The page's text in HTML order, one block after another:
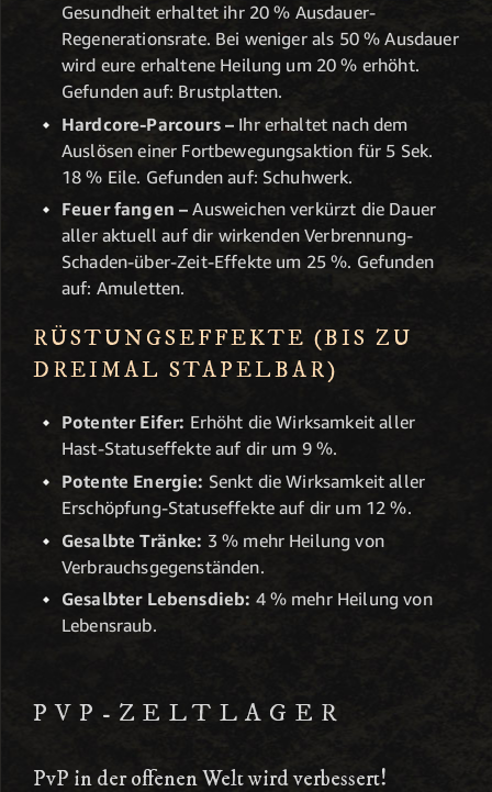
Gesundheit erhaltet ihr 20 % Ausdauer-
Regenerationsrate. Bei weniger als 50 % Ausdauer
wird eure erhaltene Heilung um 20 % erhöht.
Gefunden auf: Brustplatten.
Hardcore-Parcours – Ihr erhaltet nach dem
Auslösen einer Fortbewegungsaktion für 5 Sek.
18 % Eile. Gefunden auf: Schuhwerk.
Feuer fangen –Ausweichen verkürzt die Dauer
aller aktuell auf dir wirkenden Verbrennung-
Schaden-über-Zeit-Effekte um 25 %. Gefunden
auf: Amuletten.
RÜSTUNGSEFFEKTE (BIS ZU
DREIMAL STAPELBAR)
Potenter Eifer: Erhöht die Wirksamkeit aller
Hast-Statuseffekte auf dir um 9 %.
Potente Energie: Senkt die Wirksamkeit aller
Erschöpfung-Statuseffekte auf dir um 12 %.
Gesalbte Tränke: 3 % mehr Heilung von
Verbrauchsgegenständen.
Gesalbter Lebensdieb: 4 % mehr Heilung von
Lebensraub.
PVP-ZELTLAGER
PvP in der offenen Welt wird verbessert!